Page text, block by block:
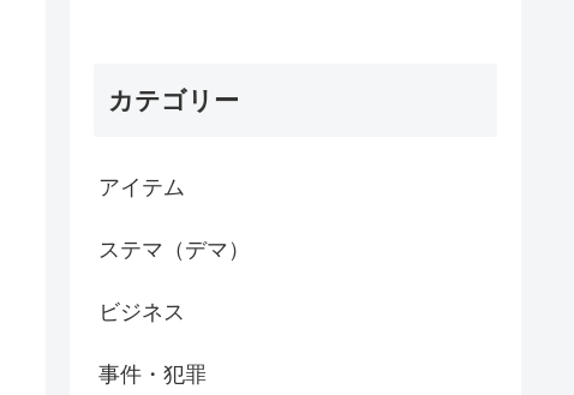
カテゴリー
アイテム
ステマ（デマ）
ビジネス
事件・犯罪